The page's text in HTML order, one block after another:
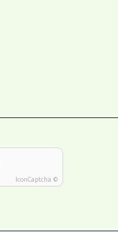
IconCaptcha ©